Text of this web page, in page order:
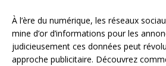
À l’ère du numérique, les réseaux
mine d’or d’informations pour les
judicieusement ces données peut
approche publicitaire. Découvrez